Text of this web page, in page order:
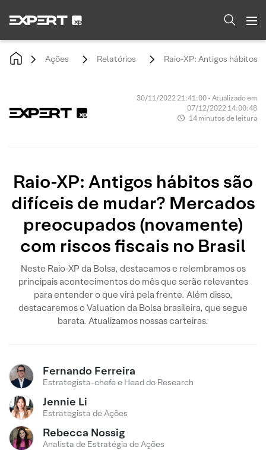
Ações Relatórios Raio-XP: Antigos hábitos
30/11/2022 21:41:00 • Atualizado em
07/12/2022 14:00:48
14 minutos de leitura
Raio-XP: Antigos hábitos são
difíceis de mudar? Mercados
preocupados (novamente)
com riscos fiscais no Brasil
Neste Raio-XP da Bolsa, destacamos e relembramos os
principais acontecimentos do mês que serão relevantes
para entender o que virá pela frente. Além disso,
destacaremos o Valuation da Bolsa brasileira, que segue
barata. Atualizamos nossas carteiras.
Fernando Ferreira
Estrategista-chefe e Head do Research
Jennie Li
Estrategista de Ações
Rebecca Nossig
Analista de Estratégia de Ações